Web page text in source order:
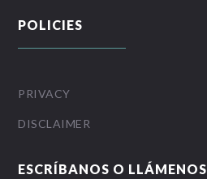
POLICIES
PRIVACY
DISCLAIMER
ESCRÍBANOS O LLÁMENOS